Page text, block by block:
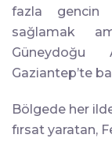
fazla gencin
sağlamak
Güneydoğu
Gaziantep’te
Bölgede her
fırsat yaratan,